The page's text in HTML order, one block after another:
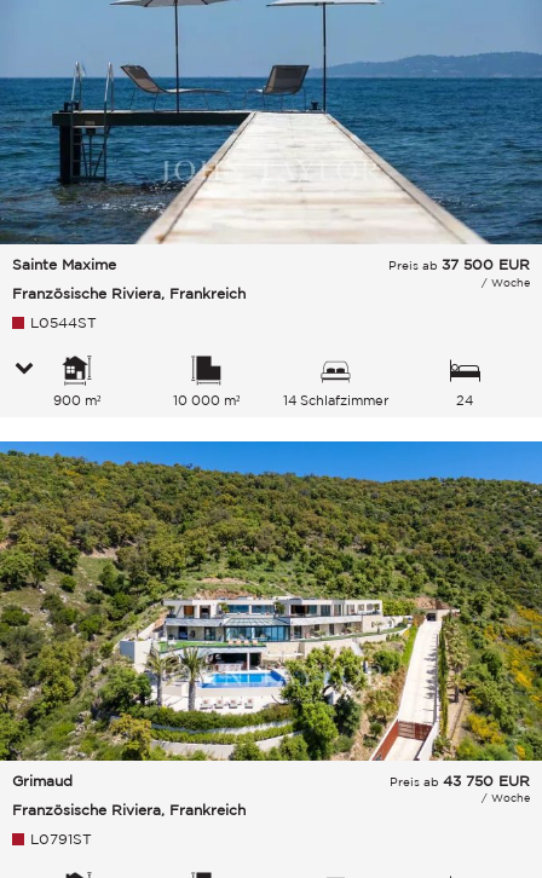
Sainte Maxime
Französische Riviera, Frankreich
Preis ab 37 500 EUR
/ Woche
L0544ST
900 m² 10 000 m² 14 Schlafzimmer
24
Grimaud
Französische Riviera, Frankreich
Preis ab 43 750 EUR
/ Woche
L0791ST